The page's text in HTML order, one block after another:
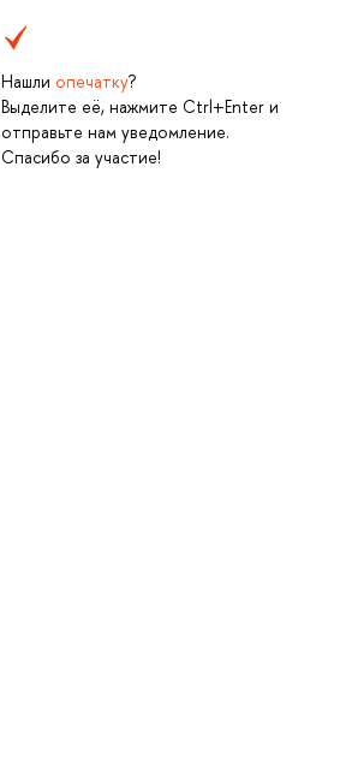
Нашли опечатку?
Выделите её, нажмите Ctrl+Enter и
отправьте нам уведомление.
Спасибо за участие!